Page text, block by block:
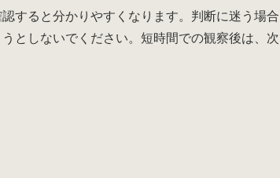
すると分かりやすくなります。判断に迷う場合
としないでください。短時間での観察後は、次